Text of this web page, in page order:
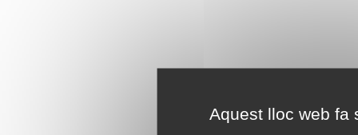
Aquest lloc web fa